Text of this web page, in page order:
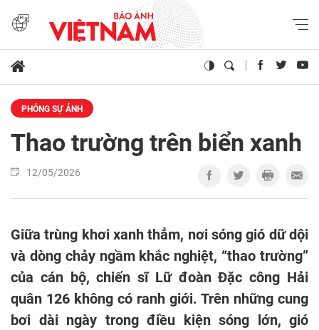
PHÓNG SỰ ẢNH
Thao trường trên biển xanh
12/05/2026
Giữa trùng khơi xanh thẳm, nơi sóng gió dữ dội
và dòng chảy ngầm khắc nghiệt, “thao trường”
của cán bộ, chiến sĩ Lữ đoàn Đặc công Hải
quân 126 không có ranh giới. Trên những cung
bơi dài ngày trong điều kiện sóng lớn, gió